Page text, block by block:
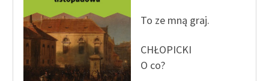
To ze mną graj.
CHŁOPICKI
O co?